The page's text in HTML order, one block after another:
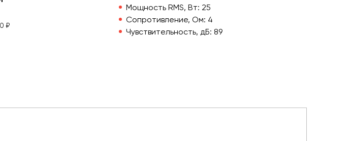
₽
Мощность RMS, Вт: 25
Сопротивление, Ом: 4
Чувствительность, дБ: 89